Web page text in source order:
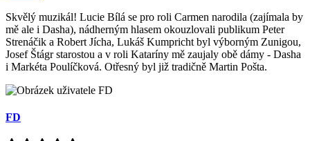
Skvělý muzikál! Lucie Bílá se pro roli Carmen narodila (zajímala by
mě ale i Dasha), nádherným hlasem okouzlovali publikum Peter
Strenáčik a Robert Jícha, Lukáš Kumpricht byl výborným Zunigou,
Josef Štágr starostou a v roli Kataríny mě zaujaly obě dámy - Dasha
i Markéta Poulíčková. Otřesný byl již tradičně Martin Pošta.
FD